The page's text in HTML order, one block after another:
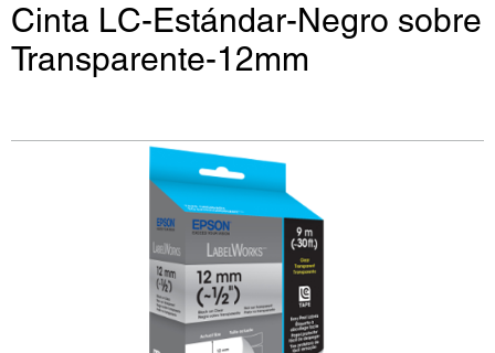
Cinta LC-Estándar-Negro sobre
Transparente-12mm